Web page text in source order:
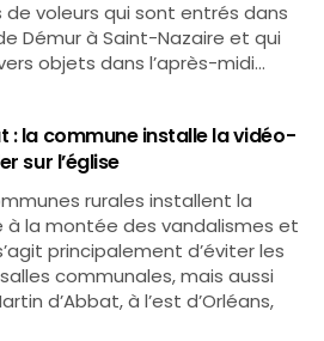
voleurs qui sont entrés dans
Démur à Saint-Nazaire et qui
objets dans l’après-midi…
: la commune installe la vidéo-
sur l’église
rurales installent la
la montée des vandalismes et
principalement d’éviter les
communales, mais aussi
d’Abbat, à l’est d’Orléans,